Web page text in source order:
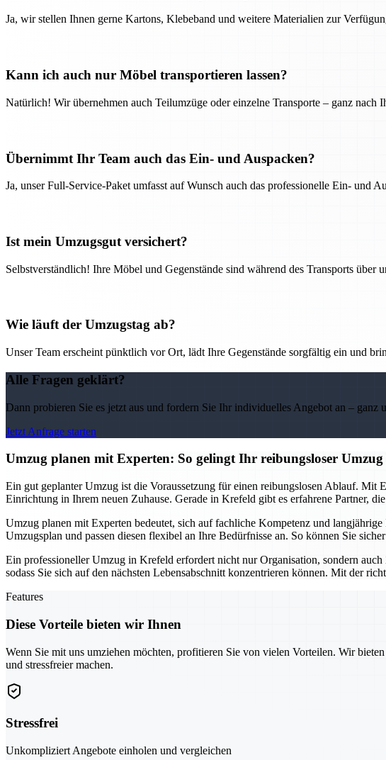
Ja, wir stellen Ihnen gerne Kartons, Klebeband und weitere Materialien zur
Kann ich auch nur Möbel transportieren lassen?
Natürlich! Wir übernehmen auch Teilumzüge oder einzelne Transporte – ganz nach
Übernimmt Ihr Team auch das Ein- und Auspacken?
Ja, unser Full-Service-Paket umfasst auf Wunsch auch das professionelle Ein- und
Ist mein Umzugsgut versichert?
Selbstverständlich! Ihre Möbel und Gegenstände sind während des Transports über
Wie läuft der Umzugstag ab?
Unser Team erscheint pünktlich vor Ort, lädt Ihre Gegenstände sorgfältig ein und
Alle Fragen geklärt?
Dann probieren Sie es jetzt aus und fordern Sie Ihr individuelles Angebot an – ganz
Jetzt Anfrage starten
Umzug planen mit Experten: So gelingt Ihr reibungsloser
Ein gut geplanter Umzug ist die Voraussetzung für einen reibungslosen Ablauf. Mit
Einrichtung in Ihrem neuen Zuhause. Gerade in Krefeld gibt es erfahrene Partner,
Umzug planen mit Experten bedeutet, sich auf fachliche Kompetenz und
Umzugsplan und passen diesen flexibel an Ihre Bedürfnisse an. So können Sie
Ein professioneller Umzug in Krefeld erfordert nicht nur Organisation, sondern
sodass Sie sich auf den nächsten Lebensabschnitt konzentrieren können. Mit der
Features
Diese Vorteile bieten wir Ihnen
Wenn Sie mit uns umziehen möchten, profitieren Sie von vielen Vorteilen. Wir
und stressfreier machen.
Stressfrei
Unkompliziert Angebote einholen und vergleichen